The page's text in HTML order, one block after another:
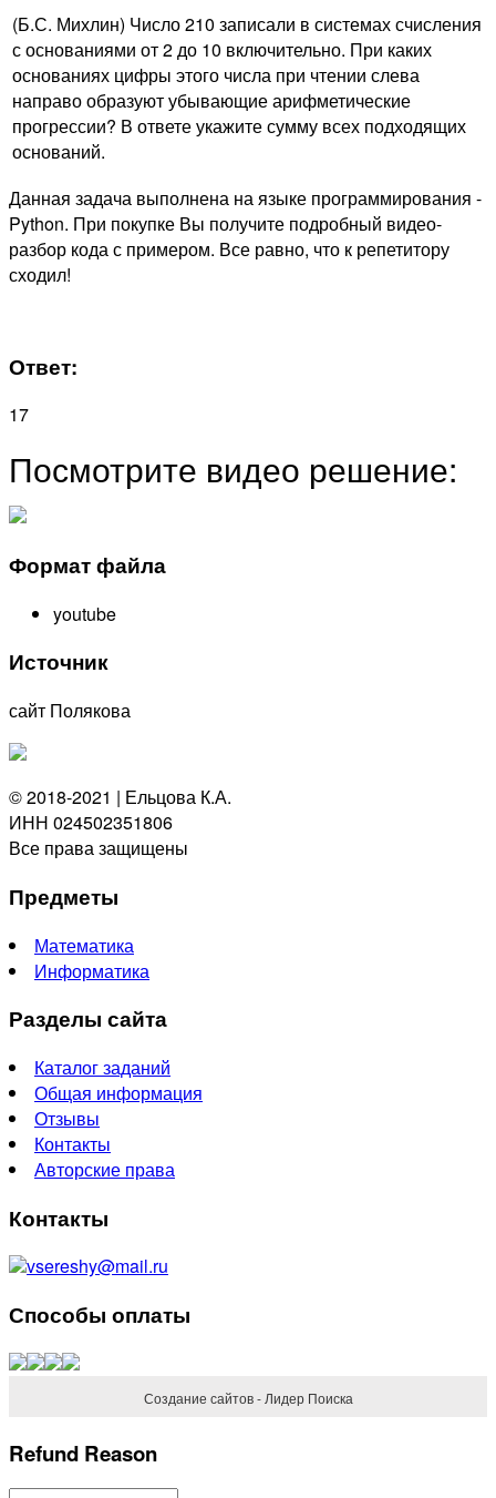
(Б.С. Михлин) Число 210 записали в системах счисления
с основаниями от 2 до 10 включительно. При каких
основаниях цифры этого числа при чтении слева
направо образуют убывающие арифметические
прогрессии? В ответе укажите сумму всех подходящих
оснований.
Данная задача выполнена на языке программирования -
Python. При покупке Вы получите подробный видео-
разбор кода с примером. Все равно, что к репетитору
сходил!
Ответ:
17
Посмотрите видео решение:
Формат файла
youtube
Источник
сайт Полякова
© 2018-2021 | Ельцова К.А.
ИНН 024502351806
Все права защищены
Предметы
Математика
Информатика
Разделы сайта
Каталог заданий
Общая информация
Отзывы
Контакты
Авторские права
Контакты
vsereshy@mail.ru
Способы оплаты
Создание сайтов - Лидер Поиска
Refund Reason